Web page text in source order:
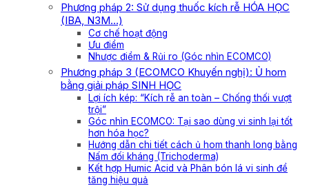
Phương pháp 2: Sử dụng thuốc kích rễ HÓA HỌC
(IBA, N3M…)
Cơ chế hoạt động
Ưu điểm
Nhược điểm & Rủi ro (Góc nhìn ECOMCO)
Phương pháp 3 (ECOMCO Khuyến nghị): Ủ hom
bằng giải pháp SINH HỌC
Lợi ích kép: “Kích rễ an toàn – Chống thối vượt
trội”
Góc nhìn ECOMCO: Tại sao dùng vi sinh lại tốt
hơn hóa học?
Hướng dẫn chi tiết cách ủ hom thanh long bằng
Nấm đối kháng (Trichoderma)
Kết hợp Humic Acid và Phân bón lá vi sinh để
tăng hiệu quả